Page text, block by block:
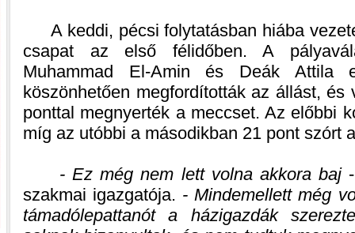
A keddi, pécsi folytatásban hiába
csapat az első félidőben. A
Muhammad El-Amin és Deák Attila
köszönhetően megfordították az állást, és
ponttal megnyerték a meccset. Az előbbi
míg az utóbbi a másodikban 21 pont szórt
- Ez még nem lett volna akkora baj-
szakmai igazgatója. - Mindemellett még
támadólepattanót a házigazdák